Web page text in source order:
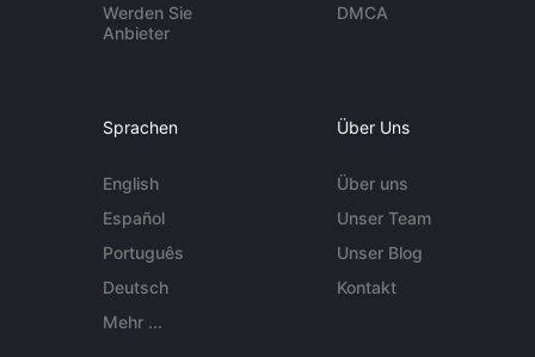
Werden Sie
Anbieter
DMCA
Sprachen
English
Español
Português
Deutsch
Mehr ...
Über Uns
Über uns
Unser Team
Unser Blog
Kontakt